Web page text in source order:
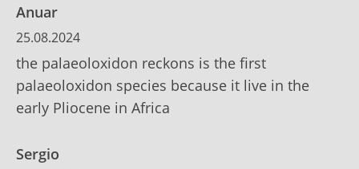
Anuar
25.08.2024
the palaeoloxidon reckons is the first
palaeoloxidon species because it live in the
early Pliocene in Africa
Sergio